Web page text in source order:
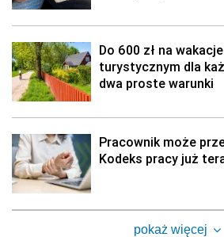
Do 600 zł na
turystycznym dla
dwa proste warunki
Pracownik może
Kodeks pracy już
pokaż więcej